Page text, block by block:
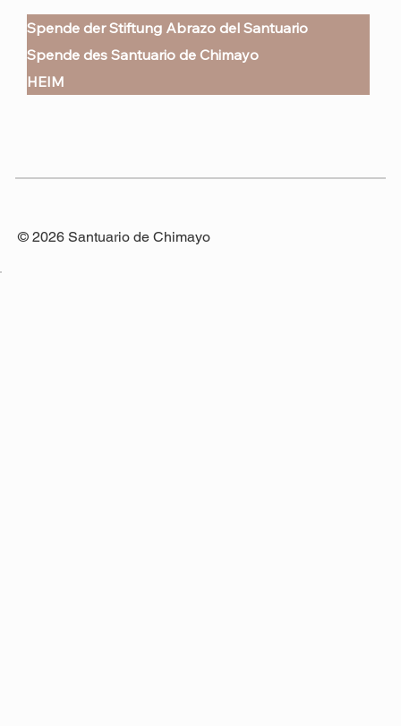
Spende der Stiftung Abrazo del Santuario
Spende des Santuario de Chimayo
HEIM
© 2026 Santuario de Chimayo